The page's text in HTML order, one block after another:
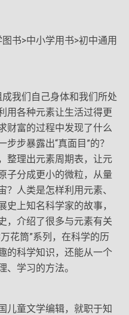
书>中小学用书>初中通用
我们自己身体和我们所处
用各种元素让生活过得更
财富的过程中发现了什么
步暴露出“真面目”的？
整理出元素周期表，让元
子分成更小的微粒，从量
人类是怎样利用元素、
上知名科学家的故事，
，介绍了很多与元素有关
花筒”系列，在科学的历
的科学知识，还能从一个
、学习的方法。
儿童文学编辑，就职于知